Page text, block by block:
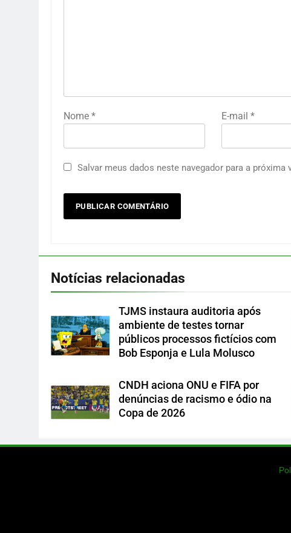
Nome * E-mail *
Salvar meus dados neste navegador para a próxima
Notícias relacionadas
TJMS instaura auditoria após
ambiente de testes tornar
públicos processos fictícios com
Bob Esponja e Lula Molusco
CNDH aciona ONU e FIFA por
denúncias de racismo e ódio na
Copa de 2026